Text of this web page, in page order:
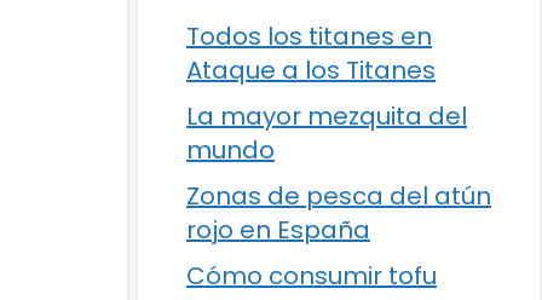
Todos los titanes en
Ataque a los Titanes
La mayor mezquita del
mundo
Zonas de pesca del atún
rojo en España
Cómo consumir tofu